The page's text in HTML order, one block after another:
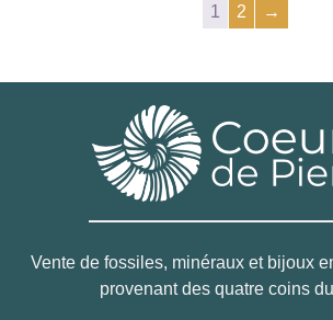
1 2 →
Vente de fossiles, minéraux et bijoux
provenant des quatre coins